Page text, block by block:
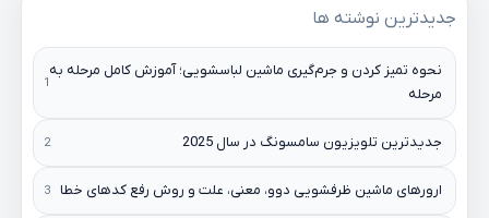
جدیدترین نوشته ها
نحوه تمیز کردن و جرم‌گیری ماشین لباسشویی؛ آموزش کامل مرحله به
مرحله
جدیدترین تلویزیون سامسونگ در سال 2025
ارورهای ماشین ظرفشویی دوو، معنی، علت و روش رفع کدهای خطا